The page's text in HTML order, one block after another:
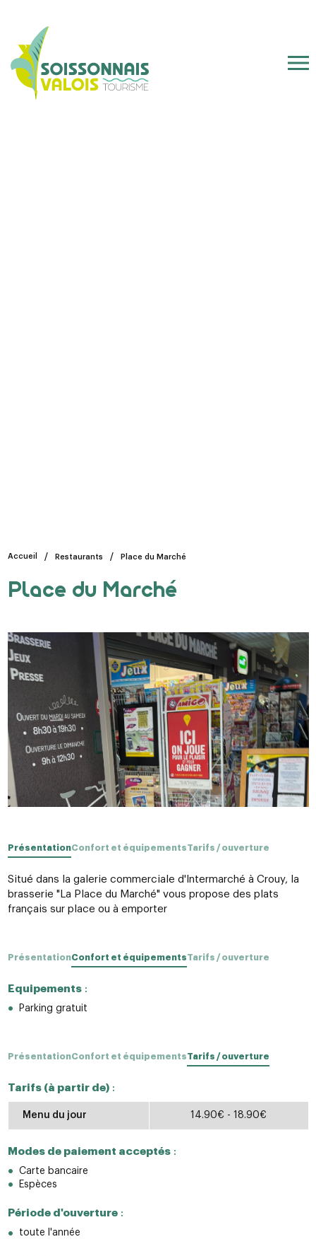
Accueil Restaurants Place du Marché
Place du Marché
PrésentationConfort et équipementsTarifs / ouverture
Situé dans la galerie commerciale d'Intermarché à Crouy, la
brasserie "La Place du Marché" vous propose des plats
français sur place ou à emporter
PrésentationConfort et équipementsTarifs / ouverture
Equipements:
Parking gratuit
PrésentationConfort et équipementsTarifs / ouverture
Tarifs (à partir de):
Menu du jour 14.90€ - 18.90€
Modes de paiement acceptés:
Carte bancaire
Espèces
Période d'ouverture:
toute l'année